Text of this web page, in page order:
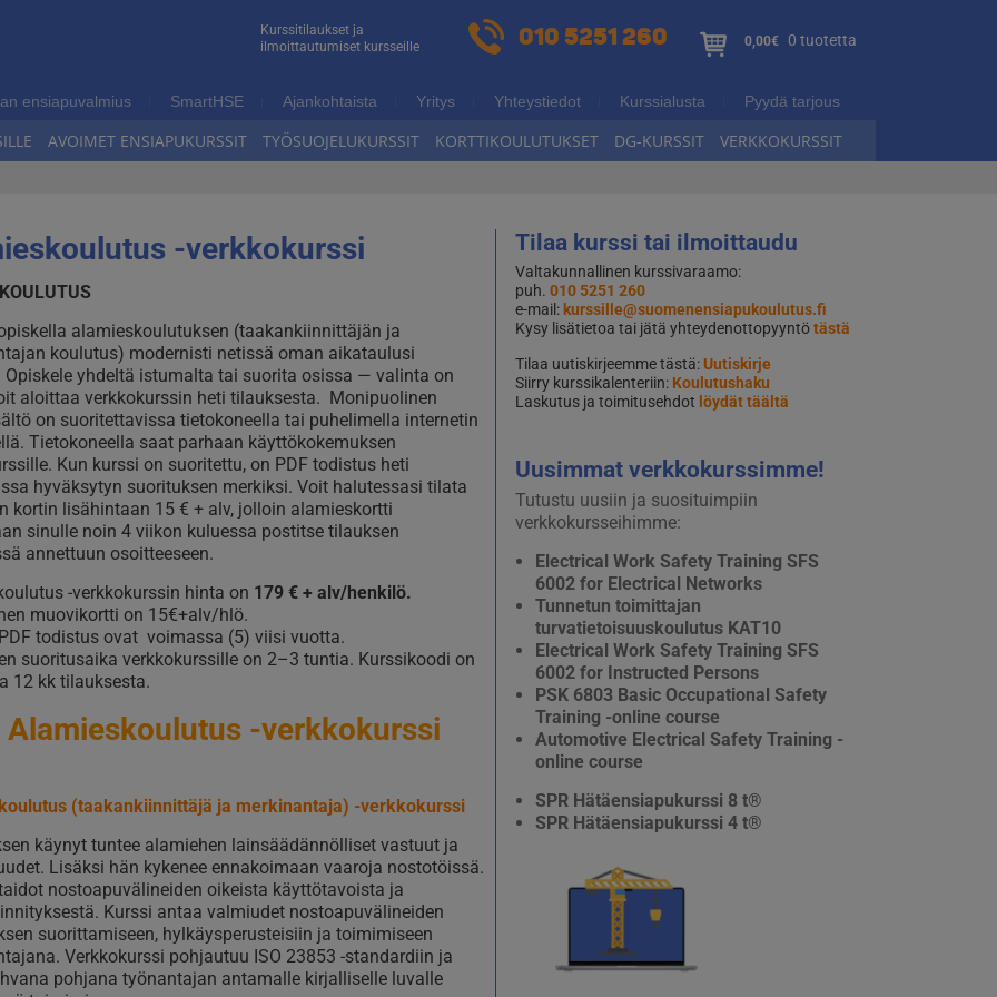
Kurssitilaukset ja
ilmoittautumiset kursseille
010 5251 260 0,00€ 0 tuotetta
ensiapuvalmius SmartHSE Ajankohtaista Yritys Yhteystiedot Kurssialusta Pyydä tarjous
AVOIMET ENSIAPUKURSSIT TYÖSUOJELUKURSSIT KORTTIKOULUTUKSET DG-KURSSIT VERKKOKURSSIT
-verkkokurssi
alamieskoulutuksen (taakankiinnittäjän ja
koulutus) modernisti netissä oman aikataulusi
Opiskele yhdeltä istumalta tai suorita osissa — valinta on
aloittaa verkkokurssin heti tilauksesta. Monipuolinen
on suoritettavissa tietokoneella tai puhelimella internetin
Tietokoneella saat parhaan käyttökokemuksen
Kun kurssi on suoritettu, on PDF todistus heti
hyväksytyn suorituksen merkiksi. Voit halutessasi tilata
kortin lisähintaan 15 € + alv, jolloin alamieskortti
sinulle noin 4 viikon kuluessa postitse tilauksen
annettuun osoitteeseen.
-verkkokurssin hinta on 179 € + alv/henkilö.
muovikortti on 15€+alv/hlö.
todistus ovat voimassa (5) viisi vuotta.
suoritusaika verkkokurssille on 2–3 tuntia. Kurssikoodi on
12 kk tilauksesta.
Alamieskoulutus -verkkokurssi
(taakankiinnittäjä ja merkinantaja) -verkkokurssi
käynyt tuntee alamiehen lainsäädännölliset vastuut ja
Lisäksi hän kykenee ennakoimaan vaaroja nostotöissä.
nostoapuvälineiden oikeista käyttötavoista ja
Kurssi antaa valmiudet nostoapuvälineiden
suorittamiseen, hylkäysperusteisiin ja toimimiseen
Verkkokurssi pohjautuu ISO 23853 -standardiin ja
pohjana työnantajan antamalle kirjalliselle luvalle
Tilaa kurssi tai ilmoittaudu
Valtakunnallinen kurssivaraamo:
puh.010 5251 260
e-mail: kurssille@suomenensiapukoulutus.fi
Kysy lisätietoa tai jätä yhteydenottopyyntötästä
Tilaa uutiskirjeemme tästä:Uutiskirje
Siirry kurssikalenteriin: Koulutushaku
Laskutus ja toimitusehdot löydät täältä
Uusimmat verkkokurssimme!
Tutustu uusiin ja suosituimpiin
verkkokursseihimme:
Electrical Work Safety Training SFS
6002 for Electrical Networks
Tunnetun toimittajan
turvatietoisuuskoulutus KAT10
Electrical Work Safety Training SFS
6002 for Instructed Persons
PSK 6803 Basic Occupational Safety
Training -online course
Automotive Electrical Safety Training -
online course
SPR Hätäensiapukurssi 8 t®
SPR Hätäensiapukurssi 4 t®